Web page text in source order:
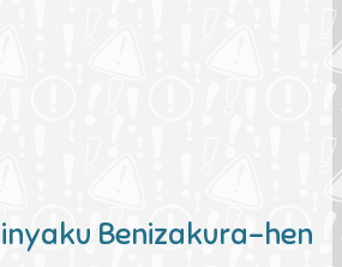
Benizakura-hen